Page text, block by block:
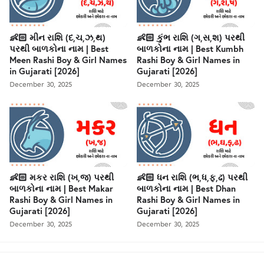
👶🏻 મીન રાશિ (દ,ચ,ઝ,થ)
પરથી બાળકોના નામ | Best
Meen Rashi Boy & Girl Names
in Gujarati [2026]
December 30, 2025
👶🏻 કુંભ રાશિ (ગ,સ,શ) પરથી
બાળકોના નામ | Best Kumbh
Rashi Boy & Girl Names in
Gujarati [2026]
December 30, 2025
👶🏻 મકર રાશિ (ખ,જ) પરથી
બાળકોના નામ | Best Makar
Rashi Boy & Girl Names in
Gujarati [2026]
December 30, 2025
👶🏻 ધન રાશિ (ભ,ધ,ફ,ઢ) પરથી
બાળકોના નામ | Best Dhan
Rashi Boy & Girl Names in
Gujarati [2026]
December 30, 2025